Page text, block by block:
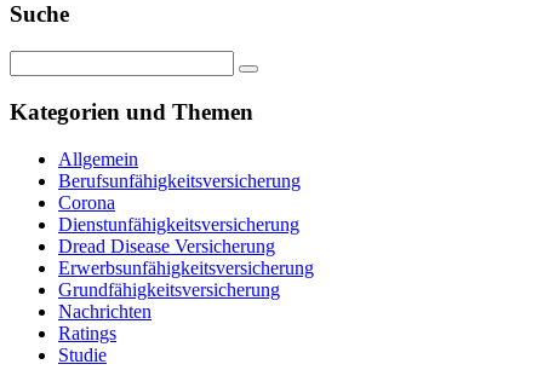
Suche
Kategorien und Themen
Allgemein
Berufsunfähigkeitsversicherung
Corona
Dienstunfähigkeitsversicherung
Dread Disease Versicherung
Erwerbsunfähigkeitsversicherung
Grundfähigkeitsversicherung
Nachrichten
Ratings
Studie